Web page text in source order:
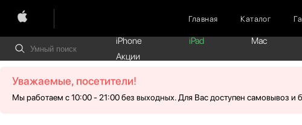
Главная Каталог
iPhone iPad Mac
Акции
Уважаемые, посетители!
Мы работаем с 10:00 - 21:00 без выходных. Для Вас доступен самовывоз и